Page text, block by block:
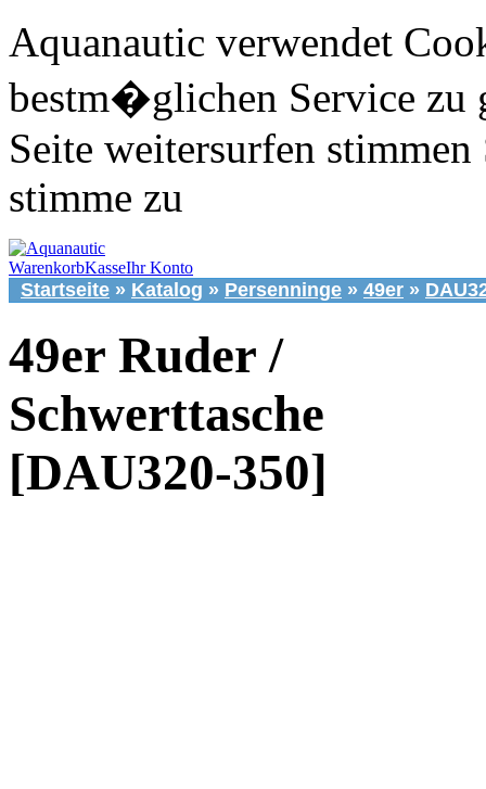
Aquanautic verwendet
bestm�glichen Service zu
Seite weitersurfen stimmen
stimme zu
WarenkorbKasseIhr Konto
Startseite » Katalog » Persenninge » 49er »
49er Ruder /
Schwerttasche
[DAU320-350]